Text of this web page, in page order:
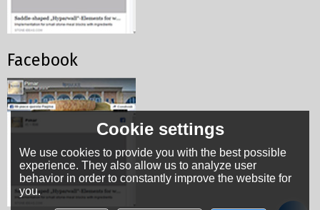
Facebook
Cookie settings
We use cookies to provide you with the best possible
experience. They also allow us to analyze user
behavior in order to constantly improve the website for
you.